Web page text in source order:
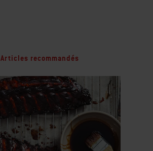
Articles recommandés